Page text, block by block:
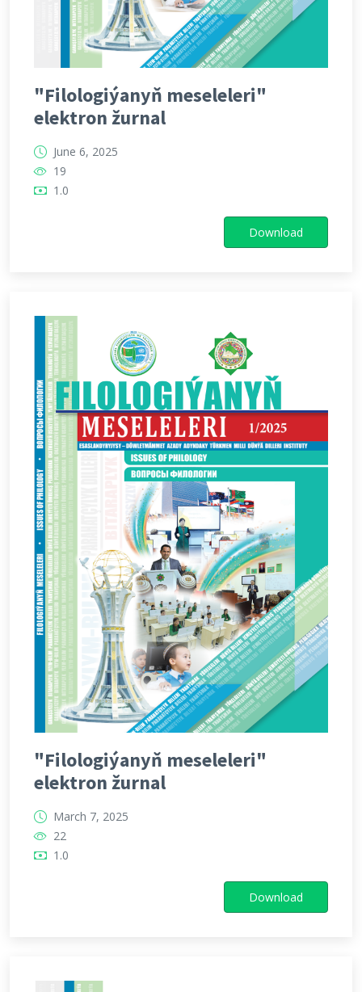
"Filologiýanyň meseleleri"
elektron žurnal
June 6, 2025
19
1.0
Download
"Filologiýanyň meseleleri"
elektron žurnal
March 7, 2025
22
1.0
Download